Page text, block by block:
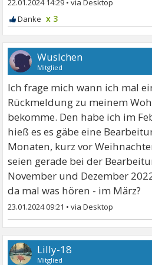
x 3
Wuslchen
Mitglied
Ich frage mich wann ich mal
Rückmeldung zu meinem
bekomme. Den habe ich im
hieß es es gäbe eine
Monaten, kurz vor
seien gerade bei der
November und Dezember
da mal was hören - im März?
23.01.2024 09:21 •
Lilly-18
Mitglied